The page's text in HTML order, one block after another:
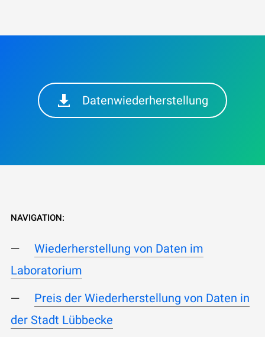
Datenwiederherstellung
NAVIGATION:
Wiederherstellung von Daten im
Laboratorium
Preis der Wiederherstellung von Daten in
der Stadt Lübbecke